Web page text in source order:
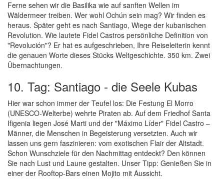
Ferne sehen wir die Basilika wie auf sanften Wellen im
Wäldermeer treiben. Wer wohl Ochún sein mag? Wir finden es
heraus. Später geht es nach Santiago, Wiege der kubanischen
Revolution. Wie lautete Fidel Castros persönliche Definition von
"Revolución"? Er hat es aufgeschrieben, Ihre Reiseleiterin kennt
die genauen Worte dieses Stücks Weltgeschichte. 350 km. Zwei
Übernachtungen.
10. Tag: Santiago - die Seele Kubas
Hier war schon immer der Teufel los: Die Festung El Morro
(UNESCO-Welterbe) wehrte Piraten ab. Auf dem Friedhof Santa
Ifigenia liegen José Marti und der "Máximo Líder" Fidel Castro –
Männer, die Menschen in Begeisterung versetzten. Auch wir
lassen uns gern faszinieren: vom exotischen Flair der Altstadt.
Schon Wunschziele für den Nachmittag entdeckt? Den können
Sie nach Lust und Laune gestalten. Unser Tipp: Genießen Sie in
einer der Rooftop-Bars einen Mojito mit Aussicht.